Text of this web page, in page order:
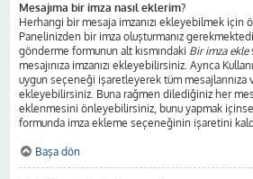
Mesajıma bir imza nasıl eklerim?
Herhangi bir mesaja imzanızı ekleyebilmek için
Panelinizden bir imza oluşturmanız
gönderme formunun alt kısmındaki Bir imza ekle
mesajınıza imzanızı ekleyebilirsiniz. Ayrıca
uygun seçeneği işaretleyerek tüm mesajlarınıza
ekleyebilirsiniz. Buna rağmen dilediğiniz her
eklenmesini önleyebilirsiniz, bunu yapmak
formunda imza ekleme seçeneğinin işaretini
Başa dön